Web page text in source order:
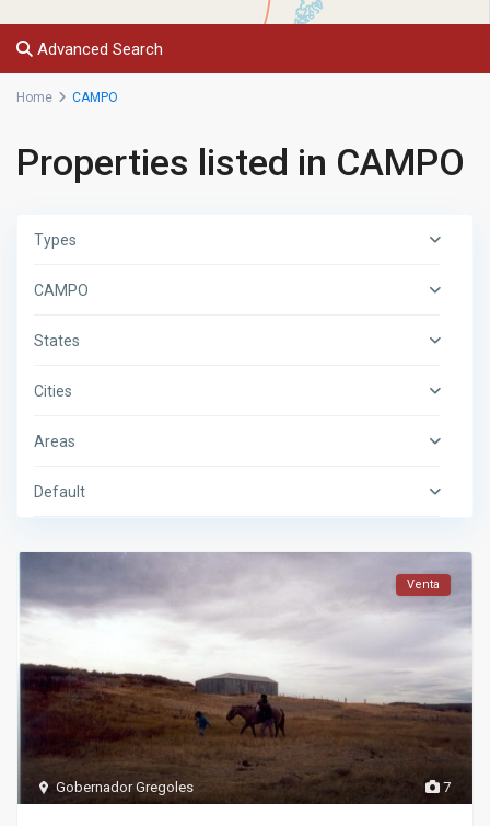
Advanced Search
Home CAMPO
Properties listed in CAMPO
Types
CAMPO
States
Cities
Areas
Default
7
Gobernador Gregoles
Venta